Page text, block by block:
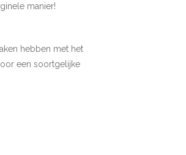
manier!
hebben met het
een soortgelijke